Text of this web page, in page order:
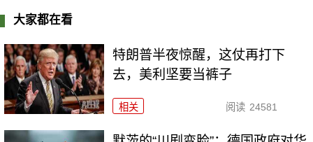
大家都在看
特朗普半夜惊醒，这仗再打下
去，美利坚要当裤子
相关 阅读 24581